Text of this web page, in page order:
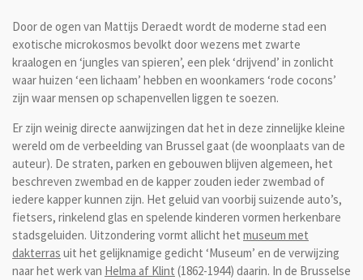
Door de ogen van Mattijs Deraedt wordt de moderne stad een
exotische microkosmos bevolkt door wezens met zwarte
kraalogen en ‘jungles van spieren’, een plek ‘drijvend’ in zonlicht
waar huizen ‘een lichaam’ hebben en woonkamers ‘rode cocons’
zijn waar mensen op schapenvellen liggen te soezen.
Er zijn weinig directe aanwijzingen dat het in deze zinnelijke kleine
wereld om de verbeelding van Brussel gaat (de woonplaats van de
auteur). De straten, parken en gebouwen blijven algemeen, het
beschreven zwembad en de kapper zouden ieder zwembad of
iedere kapper kunnen zijn. Het geluid van voorbij suizende auto’s,
fietsers, rinkelend glas en spelende kinderen vormen herkenbare
stadsgeluiden. Uitzondering vormt allicht het museum met
dakterras uit het gelijknamige gedicht ‘Museum’ en de verwijzing
naar het werk van Helma af Klint (1862-1944) daarin. In de Brusselse